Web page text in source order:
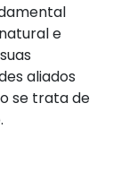
e
aliados
se trata de